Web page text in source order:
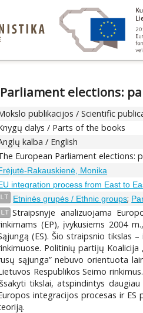
Parliament elections:
publikacijos / Scientific
dalys / Parts of the books
kalba / English
European Parliament
Rakauskienė, Monika
integration process from East to
LT Etninės grupės / Ethnic groups;
LT Straipsnyje analizuojama
(EP), įvykusiems 2004
(ES). Šio straipsnio tikslas
Politinių partijų
sąjunga” nebuvo orientuota
Respublikos Seimo
tikslai, atspindintys
integracijos procesas ir